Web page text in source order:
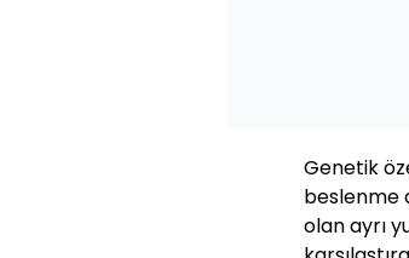
Genetik
beslenme
olan ayrı